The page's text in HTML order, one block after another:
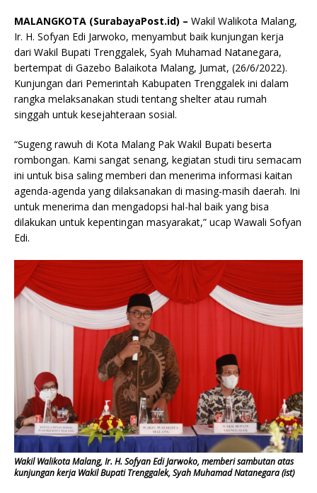
MALANGKOTA (SurabayaPost.id) – Wakil Walikota Malang,
Ir. H. Sofyan Edi Jarwoko, menyambut baik kunjungan kerja
dari Wakil Bupati Trenggalek, Syah Muhamad Natanegara,
bertempat di Gazebo Balaikota Malang, Jumat, (26/6/2022).
Kunjungan dari Pemerintah Kabupaten Trenggalek ini dalam
rangka melaksanakan studi tentang shelter atau rumah
singgah untuk kesejahteraan sosial.
“Sugeng rawuh di Kota Malang Pak Wakil Bupati beserta
rombongan. Kami sangat senang, kegiatan studi tiru semacam
ini untuk bisa saling memberi dan menerima informasi kaitan
agenda-agenda yang dilaksanakan di masing-masih daerah. Ini
untuk menerima dan mengadopsi hal-hal baik yang bisa
dilakukan untuk kepentingan masyarakat,” ucap Wawali Sofyan
Edi.
Wakil Walikota Malang, Ir. H. Sofyan Edi Jarwoko, memberi sambutan atas
kunjungan kerja Wakil Bupati Trenggalek, Syah Muhamad Natanegara (ist)